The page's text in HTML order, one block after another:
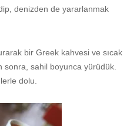
denizden de yararlanmak
bir Greek kahvesi ve sıcak
sahil boyunca yürüdük.
dolu.